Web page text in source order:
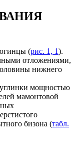
(рис. 1, 1).
отложениями,
нижнего
мощностью
мамонтовой
бизона (табл.